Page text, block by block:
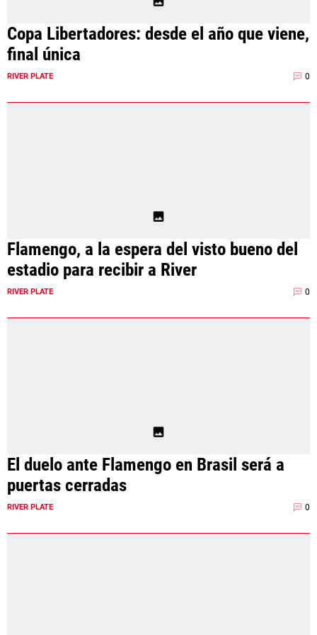
Copa Libertadores: desde el año que viene,
final única
RIVER PLATE 0
Flamengo, a la espera del visto bueno del
estadio para recibir a River
RIVER PLATE 0
El duelo ante Flamengo en Brasil será a
puertas cerradas
RIVER PLATE 0